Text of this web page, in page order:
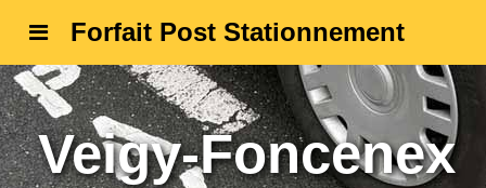
Forfait Post Stationnement
Veigy-Foncenex